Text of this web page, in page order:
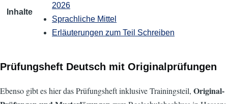
Inhalte
2026
Sprach­liche Mittel
Erläuterungen zum Teil Schreiben
Prüfungsheft Deutsch mit Originalprüfungen
Ebenso gibt es hier das Prüfungsheft inklusive Trainingsteil, Original-